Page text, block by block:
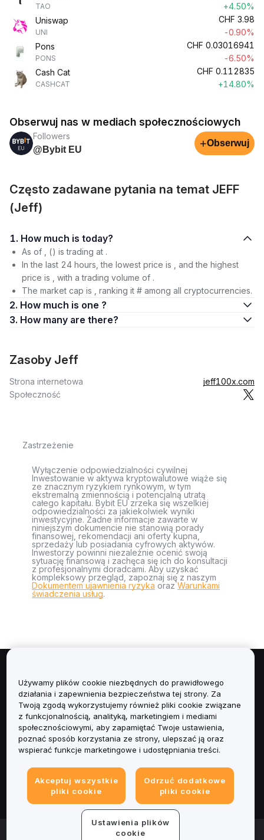
TAO
+4.50%
Uniswap
UNI
CHF 3.98
-0.90%
Pons
PONS
CHF 0.03016941
-6.50%
Cash Cat
CASHCAT
CHF 0.112835
+14.80%
Obserwuj nas w mediach społecznościowych
Followers
@Bybit EU
+Obserwuj
Często zadawane pytania na temat JEFF
(Jeff)
1. How much is today?
As of , () is trading at .
In the last 24 hours, the lowest price is , and the highest
price is , with a trading volume of .
The market cap is , ranking it # among all cryptocurrencies.
2. How much is one ?
3. How many are there?
Zasoby Jeff
Strona internetowa
jeff100x.com
Społeczność
Zastrzeżenie
Wyłączenie odpowiedzialności cywilnej
Inwestowanie w aktywa kryptowalutowe wiąże się
ze znacznym ryzykiem rynkowym, w tym
ekstremalną zmiennością i potencjalną utratą
całego kapitału. Bybit EU zrzeka się wszelkiej
odpowiedzialności za jakiekolwiek wyniki
inwestycyjne. Żadne informacje zawarte w
niniejszym dokumencie nie stanowią porady
finansowej, rekomendacji ani oferty kupna,
sprzedaży lub posiadania cyfrowych aktywów.
Inwestorzy powinni niezależnie ocenić swoją
sytuację finansową i zachęca się ich do konsultacji
z profesjonalnymi doradcami. Aby uzyskać
kompleksowy przegląd, zapoznaj się z naszym
Dokumentem ujawnienia ryzyka orazWarunkami
świadczenia usług.
Informacje
Usługi
Obsługa Klienta
Informacje prawne
© 2025-2026 Bybit.eu. All rights reserved.
Używamy plików cookie niezbędnych do prawidłowego
działania i zapewnienia bezpieczeństwa tej strony. Za
Twoją zgodą wykorzystujemy również pliki cookie związane
z funkcjonalnością, analityką, marketingiem i mediami
społecznościowymi, aby zapamiętać Twoje ustawienia,
poznać sposób korzystania ze strony, ulepszać ją oraz
wspierać funkcje marketingowe i udostępniania treści.
Akceptuj wszystkie
pliki cookie
Odrzuć dodatkowe
pliki cookie
Ustawienia plików
cookie